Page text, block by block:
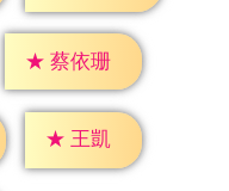
★ 蔡依珊
★ 王凱